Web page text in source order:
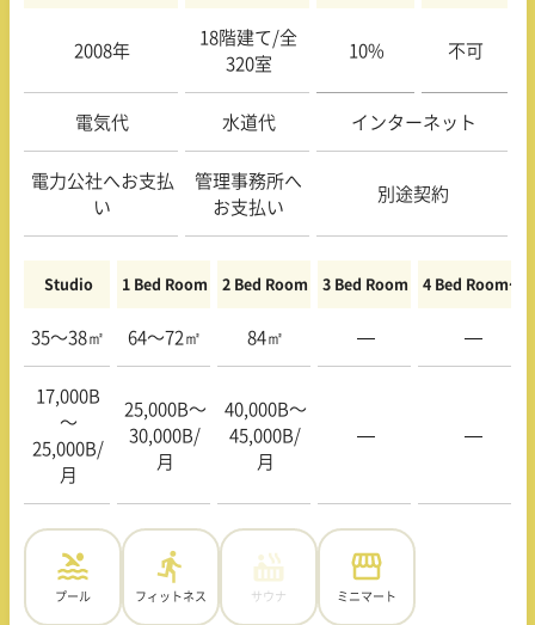
2008年
18階建て/全
320室
10% 不可
電気代 水道代 インターネット
電力公社へお支払
い
管理事務所へ
お支払い
別途契約
Studio 1 Bed Room 2 Bed Room 3 Bed Room 4 Bed Room〜
35〜38㎡ 64〜72㎡ 84㎡ — —
17,000B
〜
25,000B/
月
25,000B〜
30,000B/
月
40,000B〜
45,000B/
月
— —
プール フィットネス サウナ ミニマート